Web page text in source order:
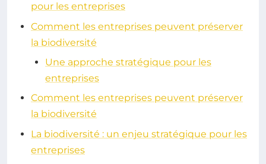
pour les entreprises
Comment les entreprises peuvent préserver
la biodiversité
Une approche stratégique pour les
entreprises
Comment les entreprises peuvent préserver
la biodiversité
La biodiversité : un enjeu stratégique pour les
entreprises